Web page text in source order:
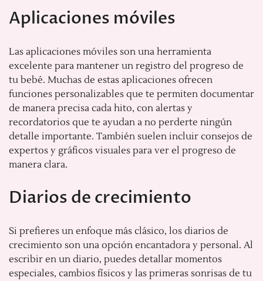
Aplicaciones móviles
Las aplicaciones móviles son una herramienta
excelente para mantener un registro del progreso de
tu bebé. Muchas de estas aplicaciones ofrecen
funciones personalizables que te permiten documentar
de manera precisa cada hito, con alertas y
recordatorios que te ayudan a no perderte ningún
detalle importante. También suelen incluir consejos de
expertos y gráficos visuales para ver el progreso de
manera clara.
Diarios de crecimiento
Si prefieres un enfoque más clásico, los diarios de
crecimiento son una opción encantadora y personal. Al
escribir en un diario, puedes detallar momentos
especiales, cambios físicos y las primeras sonrisas de tu